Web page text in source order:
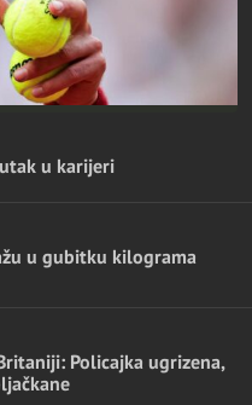
u karijeri
u gubitku kilograma
Policajka ugrizena,